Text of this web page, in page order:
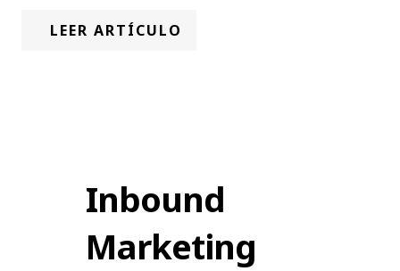
LEER ARTÍCULO
Inbound
Marketing